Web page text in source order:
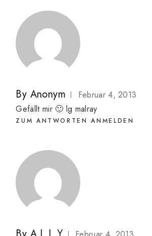
By Anonym
Februar 4, 2013
Gefällt mir 🙂 lg malray
ZUM ANTWORTEN ANMELDEN